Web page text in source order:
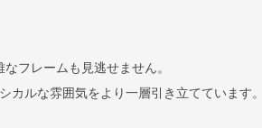
フレームも見逃せません。
ルな雰囲気をより一層引き立てています。